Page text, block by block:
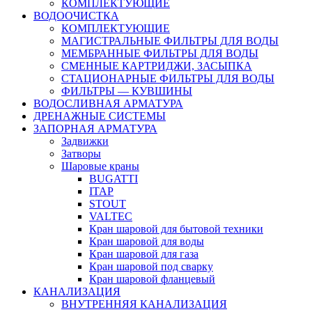
КОМПЛЕКТУЮЩИЕ
ВОДООЧИСТКА
КОМПЛЕКТУЮЩИЕ
МАГИСТРАЛЬНЫЕ ФИЛЬТРЫ ДЛЯ ВОДЫ
МЕМБРАННЫЕ ФИЛЬТРЫ ДЛЯ ВОДЫ
СМЕННЫЕ КАРТРИДЖИ, ЗАСЫПКА
СТАЦИОНАРНЫЕ ФИЛЬТРЫ ДЛЯ ВОДЫ
ФИЛЬТРЫ — КУВШИНЫ
ВОДОСЛИВНАЯ АРМАТУРА
ДРЕНАЖНЫЕ СИСТЕМЫ
ЗАПОРНАЯ АРМАТУРА
Задвижки
Затворы
Шаровые краны
BUGATTI
ITAP
STOUT
VALTEC
Кран шаровой для бытовой техники
Кран шаровой для воды
Кран шаровой для газа
Кран шаровой под сварку
Кран шаровой фланцевый
КАНАЛИЗАЦИЯ
ВНУТРЕННЯЯ КАНАЛИЗАЦИЯ